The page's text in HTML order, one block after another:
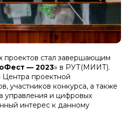
проектов стал завершающим
— 2023» в РУТ(МИИТ).
Центра проектной
участников конкурса, а также
управления и цифровых
интерес к данному